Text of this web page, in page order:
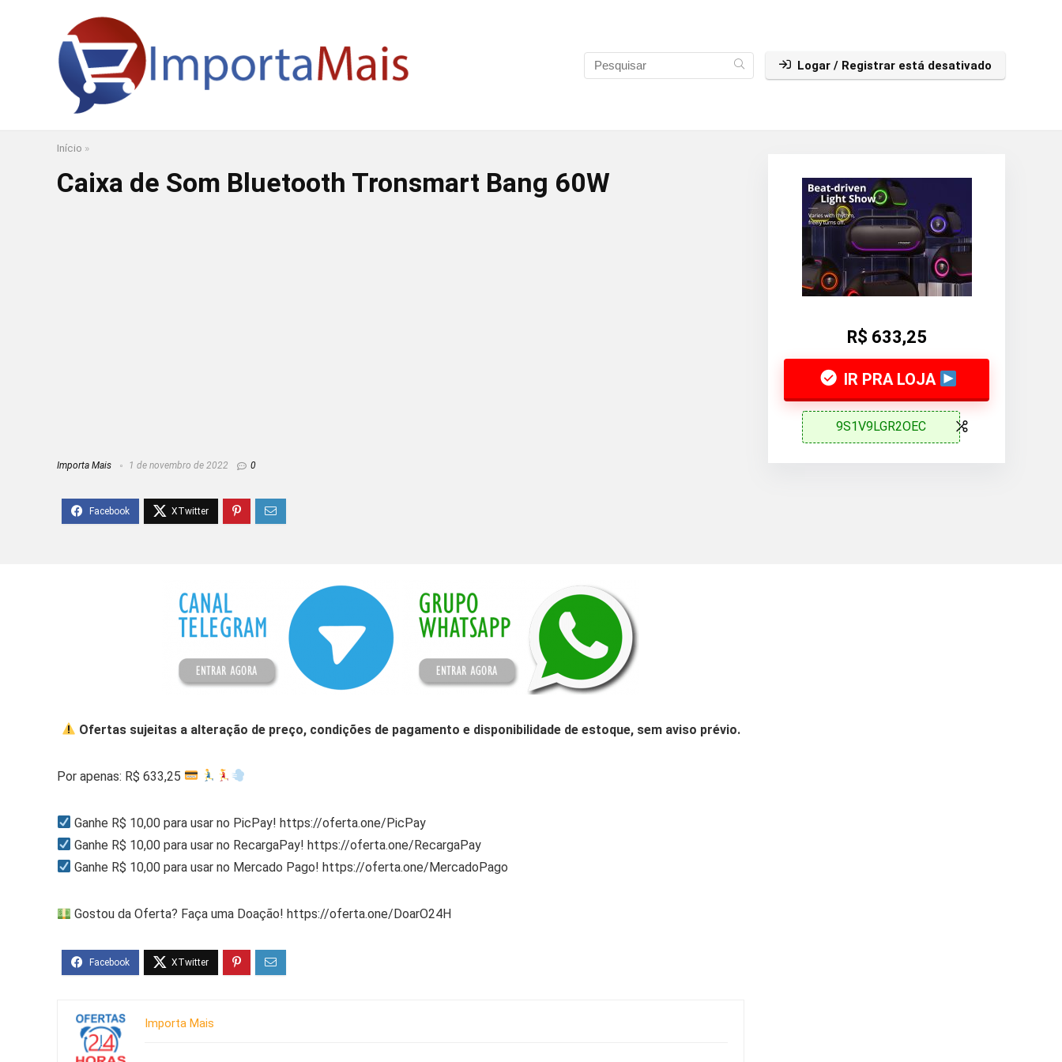
Logar / Registrar está desativado
Início »
Caixa de Som Bluetooth Tronsmart Bang 60W
R$ 633,25
IR PRA LOJA
9S1V9LGR2OEC
Importa Mais 1 de novembro de 2022 0
Ofertas sujeitas a alteração de preço, condições de pagamento e disponibilidade de estoque, sem aviso prévio.
Por apenas: R$ 633,25
Ganhe R$ 10,00 para usar no PicPay! https://oferta.one/PicPay
Ganhe R$ 10,00 para usar no RecargaPay! https://oferta.one/RecargaPay
Ganhe R$ 10,00 para usar no Mercado Pago! https://oferta.one/MercadoPago
Gostou da Oferta? Faça uma Doação! https://oferta.one/DoarO24H
Importa Mais